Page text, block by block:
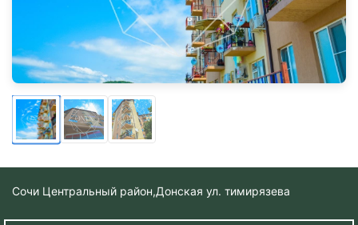
Сочи Центральный район,Донская ул. тимирязева